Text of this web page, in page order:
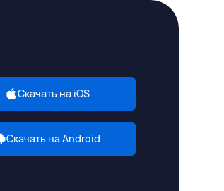
Скачать на iOS
Скачать на Android